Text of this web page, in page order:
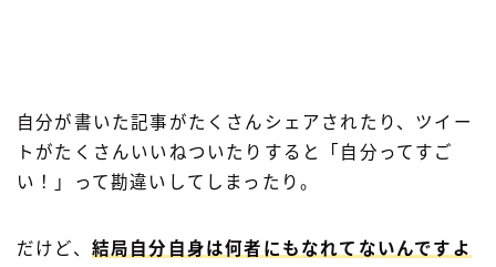
自分が書いた記事がたくさんシェアされたり、ツイー
トがたくさんいいねついたりすると「自分ってすご
い！」って勘違いしてしまったり。
だけど、 結局自分自身は何者にもなれてないんですよ